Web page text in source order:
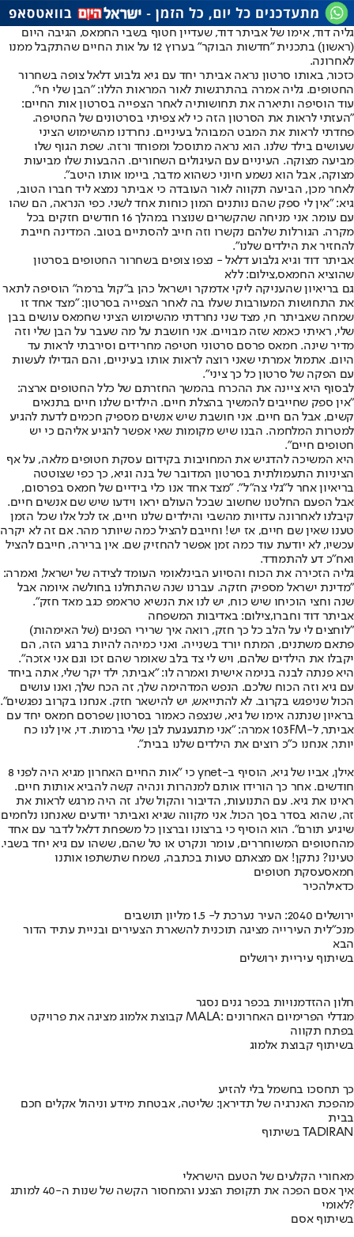
גליה דוד, אימו של אביתר דוד, שעדיין חטוף בשבי החמאס, הגיבה היום
(ראשון) בתכנית "חדשות הבוקר" בערוץ 12 על אות החיים שהתקבל ממנו
לאחרונה.
כזכור, באותו סרטון נראה אביתר יחד עם גיא גלבוע דלאל צופה בשחרור
החטופים. גליה אמרה בהתרגשות לאור המראות הללו: "הבן שלי חי".
עוד הוסיפה ותיארה את תחושותיה לאחר הצפייה בסרטון אות החיים:
"העזתי לראות את הסרטון הזה כי לא צפיתי בסרטונים של החטיפה.
פחדתי לראות את המבט המבוהל בעיניים. נחרדנו מהשימוש הציני
שעושים בילד שלנו. הוא נראה מתוסכל ומפוחד ורזה. שפת הגוף שלו
מביעה מצוקה. העיניים עם העיגולים השחורים. ההבעות שלו מביעות
מצוקה, אבל הוא נשמע חיוני כשהוא מדבר, ביימו אותו היטב".
לאחר מכן, הביעה תקווה לאור העובדה כי אביתר נמצא ליד חברו הטוב,
גיא: "אין לי ספק שהם נותנים המון כוחות אחד לשני. כפי הנראה, הם שהו
עם עומר. אני מניחה שהקשרים שנוצרו במהלך 16 חודשים חזקים בכל
מקרה. הגורלות שלהם נקשרו וזה חייב להסתיים בטוב. המדינה חייבת
להחזיר את הילדים שלנו".
אביתר דוד וגיא גלבוע דלאל - נצפו צופים בשחרור החטופים בסרטון
שהוציא החמאס,צילום: ללא
גם בריאיון שהעניקה ליקי אדמקר וישראל כהן ב"קול ברמה" הוסיפה לתאר
את התחושות המעורבות שעלו בה לאחר הצפייה בסרטון: "מצד אחד זו
שמחה שאביתר חי, מצד שני נחרדתי מהשימוש הציני שחמאס עושים בבן
שלי, ראיתי כאמא שזה מבויים. אני חושבת על מה שעבר על הבן שלי וזה
מדיר שינה. חמאס פרסם סרטוני חטיפה מחרידים וסירבתי לראות עד
היום. אתמול אמרתי שאני רוצה לראות אותו בעיניים, והם הגדילו לעשות
עם הפקה של סרטון כל כך ציני".
לבסוף היא ציינה את ההכרח בהמשך החזרתם של כלל החטופים ארצה:
"אין ספק שחייבים להמשיך בהצלת חיים. הילדים שלנו חיים בתנאים
קשים, אבל הם חיים. אני חושבת שיש אנשים מספיק חכמים לדעת להגיע
למטרות המלחמה. הבנו שיש מקומות שאי אפשר להגיע אליהם כי יש
חטופים חיים".
היא המשיכה להדגיש את המחויבות בקידום עסקת חטופים מלאה, על אף
הציניות התעמולתית בסרטון המדובר של בנה וגיא, כך כפי שצוטטה
בריאיון אחר ל"גלי צה"ל". "מצד אחד אנו כלי בידיים של חמאס בפרסום,
אבל הפעם החלטנו שחשוב שבכל העולם יראו וידעו שיש שם אנשים חיים.
קיבלנו לאחרונה עדויות מהשבי והילדים שלנו חיים, אז לכל אלו שכל הזמן
טענו שאין שם חיים, אז יש! וחייבם להציל כמה שיותר מהר. אם זה לא יקרה
עכשיו, לא יודעת עוד כמה זמן אפשר להחזיק שם. אין ברירה, חייבם להציל
ואח"כ דע להתמודד.
גליה הזכירה את הכוח והסיוע הבינלאומי העומד לצידה של ישראל, ואמרה:
"מדינת ישראל מספיק חזקה. עברנו שנה שהתחלנו בחולשה איומה אבל
שנה וחצי הוכיחו שיש כוח, יש לנו את הנשיא טראמפ כגב מאד חזק".
אביתר דוד וחברו,צילום: באדיבות המשפחה
"לוחצים לי על הלב כל כך חזק, רואה איך שרירי הפנים (של האימהות)
פתאם משתנים, המתח יורד בשנייה. ואני כמיהה להיות ברגע הזה, הם
יקבלו את הילדים שלהם, ויש לי צד בלב שאומר שהם זכו וגם אני אזכה".
היא פנתה לבנה בנימה אישית ואמרה לו: "אביתר, ילד יקר שלי, אתה ביחד
עם גיא וזה הכוח שלכם. הנפש המדהימה שלך, זה הכח שלך, ואנו עושים
הכול שניפגש בקרוב. לא להתייאש, יש להישאר חזק. אנחנו בקרוב נפגשים".
בראיון שנתנה אימו של גיא, שנצפה כאמור בסרטון שפרסם חמאס יחד עם
אביתר, ל-103FM אמרה: "אני מתגעגעת לבן שלי ברמות. די, אין לנו כח
יותר, אנחנו כ"כ רוצים את הילדים שלנו בבית".
אילן, אביו של גיא, הוסיף ב-ynet כי "אות החיים האחרון מגיא היה לפני 8
חודשים. אחר כך הורידו אותם למנהרות ונהיה קשה להביא אותות חיים.
ראינו את גיא. עם התנועות, הדיבור והקול שלו. זה היה מרגש לראות את
זה, שהוא בסדר בסך הכול. אני מקווה שגיא ואביתר יודעים שאנחנו נלחמים
שיגיע תורם". הוא הוסיף כי ברצונו וברצון כל משפחת דלאל לדבר עם אחד
מהחטופים המשוחררים, עומר ונקרט או טל שהם, ששהו עם גיא יחד בשבי.
טעינו? נתקן! אם מצאתם טעות בכתבה, נשמח שתשתפו אותנו
חמאסעסקת חטופים
כדאילהכיר
ירושלים 2040: העיר נערכת ל- 1.5 מליון תושבים
מנכ"לית העירייה מציגה תוכנית להשארת הצעירים ובניית עתיד הדור
הבא
בשיתוף עיריית ירושלים
חלון ההזדמנויות בכפר גנים נסגר
קבוצת אלמוג מציגה את פרויקט MALA: מגדלי הפרימיום האחרונים
בפתח תקווה
בשיתוף קבוצת אלמוג
כך תחסכו בחשמל בלי להזיע
מהפכת האנרגיה של תדיראן: שליטה, אבטחת מידע וניהול אקלים חכם
בבית
בשיתוף TADIRAN
מאחורי הקלעים של הטעם הישראלי
איך אסם הפכה את תקופת הצנע והמחסור הקשה של שנות ה-40 למותג
לאומי?
בשיתוף אסם